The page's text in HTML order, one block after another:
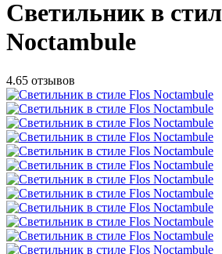
Светильник в
Noctambule
4.65 отзывов